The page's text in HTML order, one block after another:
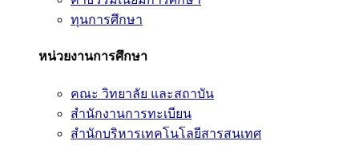
ทุนการศึกษา
หน่วยงานการศึกษา
คณะ วิทยาลัย และสถาบัน
สำนักงานการทะเบียน
สำนักบริหารเทคโนโลยีสารสนเทศ